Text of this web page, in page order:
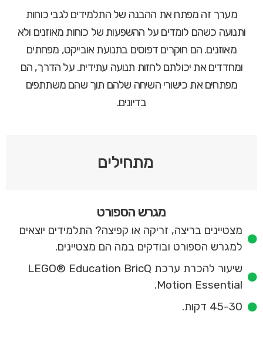
מערך זה מפתח את ההבנה של התלמידים לגבי כוחות
ותנועה כשהם לומדים על ההשפעות של כוחות מאוזנים ולא
מאוזנים. הם חוקרים דפוסים בתנועת אובייקט, מפחתים
ומחדדים את יכולתם לחזות תנועה עתידית. על הדרך, הם
מפתחים את כישורי השיחה שלהם תוך שהם משתתפים
בדיונים.
מתחילים
מגרש הספורט
מצטיינים בריצה, זריקה או קפיצה? התלמידים יוצאים
למגרש הספורט ובודקים במה הם מצטיינים.
שיעור להכרת ערכת LEGO® Education BricQ
Motion Essential.
45-30 דקות.